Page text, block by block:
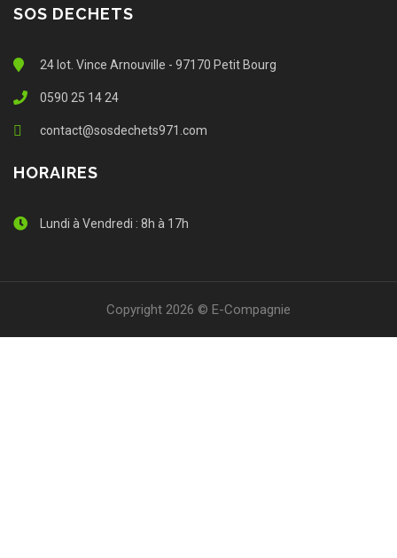
SOS DECHETS
24 lot. Vince Arnouville - 97170 Petit Bourg
0590 25 14 24
contact@sosdechets971.com
HORAIRES
Lundi à Vendredi : 8h à 17h
Copyright 2026 © E-Compagnie